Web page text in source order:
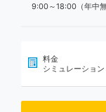
9:00～18:00（年中無
料金
シミュレーション